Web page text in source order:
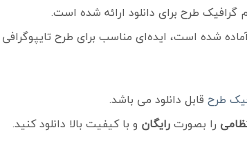
گرافیک طرح برای دانلود ارائه شده است.
، ایده‌ای مناسب برای طرح
طرحقابل دانلود می باشد.
را بصورت رایگان و با کیفیت بالا دانلود کنید.